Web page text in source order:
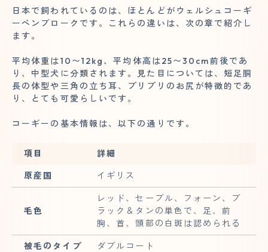
日本で飼われているのは、ほとんどがウェルシュコーギ
ーペンブロークです。これらの違いは、次の章で紹介し
ます。
平均体重は10〜12kg、平均体高は25〜30cm前後であ
り、中型犬に分類されます。見た目については、短足胴
長の体型や三角の立ち耳、プリプリのお尻が特徴的であ
り、とても可愛らしいです。
コーギーの基本情報は、以下の通りです。
項目 詳細
原産国 イギリス
毛色
レッド、セーブル、フォーン、ブ
ラック＆タンの単色で、足、前
胸、首、頭部の白斑は認められる
被毛のタイプ ダブルコート